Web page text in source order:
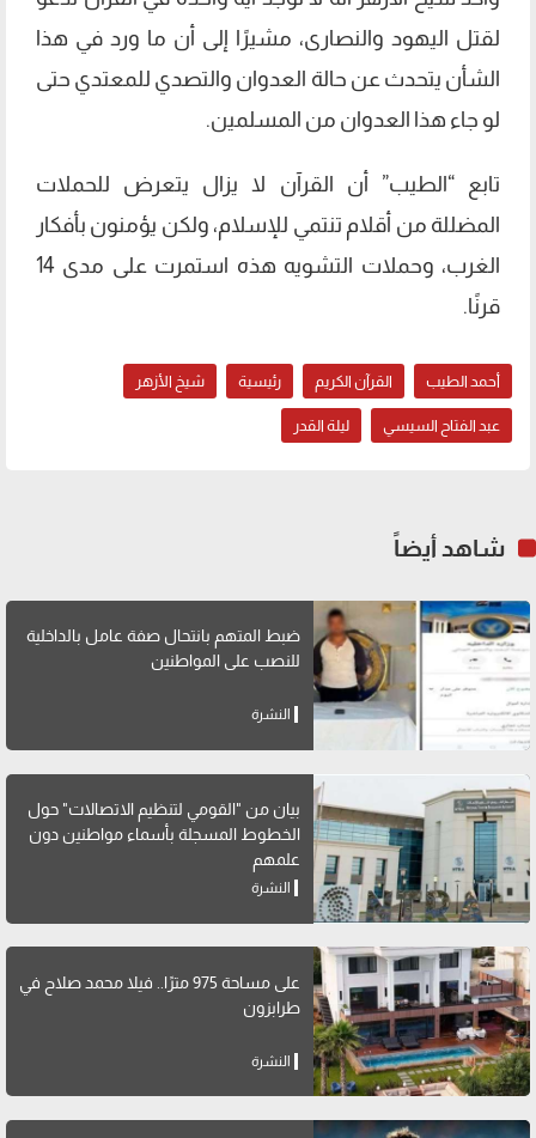
لقتل اليهود والنصارى، مشيرًا إلى أن ما ورد في هذا
الشأن يتحدث عن حالة العدوان والتصدي للمعتدي حتى
لو جاء هذا العدوان من المسلمين.
تابع “الطيب” أن القرآن لا يزال يتعرض للحملات
المضللة من أقلام تنتمي للإسلام، ولكن يؤمنون بأفكار
الغرب، وحملات التشويه هذه استمرت على مدى 14
قرنًا.
أحمد الطيب القرآن الكريم رئيسية شيخ الأزهر
عبد الفتاح السيسي ليلة القدر
شاهد أيضاً
ضبط المتهم بانتحال صفة عامل بالداخلية
للنصب على المواطنين
النشرة
بيان من "القومي لتنظيم الاتصالات" حول
الخطوط المسجلة بأسماء مواطنين دون
علمهم
النشرة
على مساحة 975 مترًا.. فيلا محمد صلاح في
طرابزون
النشرة